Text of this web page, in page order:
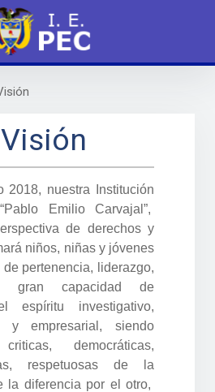
Visión
2018, nuestra Institución
Emilio Carvajal”,
de derechos y
niños, niñas y jóvenes
pertenencia, liderazgo,
gran capacidad de
espíritu investigativo,
y empresarial, siendo
democráticas,
respetuosas de la
la diferencia por el otro,